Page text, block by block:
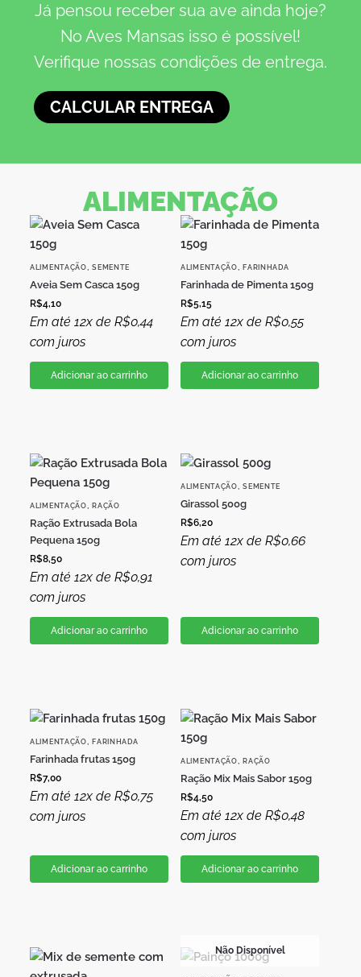
Já pensou receber sua ave ainda hoje?
No Aves Mansas isso é possível!
Verifique nossas condições de entrega.
CALCULAR ENTREGA
ALIMENTAÇÃO
ALIMENTAÇÃO ,SEMENTE
Aveia Sem Casca 150g
R$4,10
Em até 12x de R$0,44
com juros
Adicionar ao carrinho
ALIMENTAÇÃO ,FARINHADA
Farinhada de Pimenta 150g
R$5,15
Em até 12x de R$0,55
com juros
Adicionar ao carrinho
ALIMENTAÇÃO ,RAÇÃO
Ração Extrusada Bola
Pequena 150g
R$8,50
Em até 12x de R$0,91
com juros
Adicionar ao carrinho
ALIMENTAÇÃO ,SEMENTE
Girassol 500g
R$6,20
Em até 12x de R$0,66
com juros
Adicionar ao carrinho
ALIMENTAÇÃO ,FARINHADA
Farinhada frutas 150g
R$7,00
Em até 12x de R$0,75
com juros
Adicionar ao carrinho
ALIMENTAÇÃO ,RAÇÃO
Ração Mix Mais Sabor 150g
R$4,50
Em até 12x de R$0,48
com juros
Adicionar ao carrinho
Não Disponível